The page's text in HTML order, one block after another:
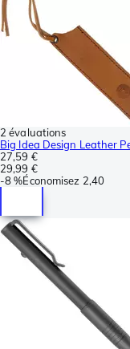
2 évaluations
Big Idea Design Leather
27,59 €
29,99 €
-8 %Économisez 2,40